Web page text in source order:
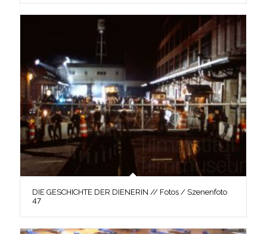
DIE GESCHICHTE DER DIENERIN // Fotos / Szenenfoto
47